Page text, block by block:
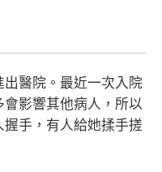
醫院。最近一次入院
影響其他病人，所以
手，有人給她揉手搓